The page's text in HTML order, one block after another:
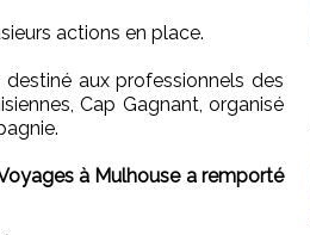
actions en place.
aux professionnels des
Cap Gagnant, organisé
à Mulhouse a remporté